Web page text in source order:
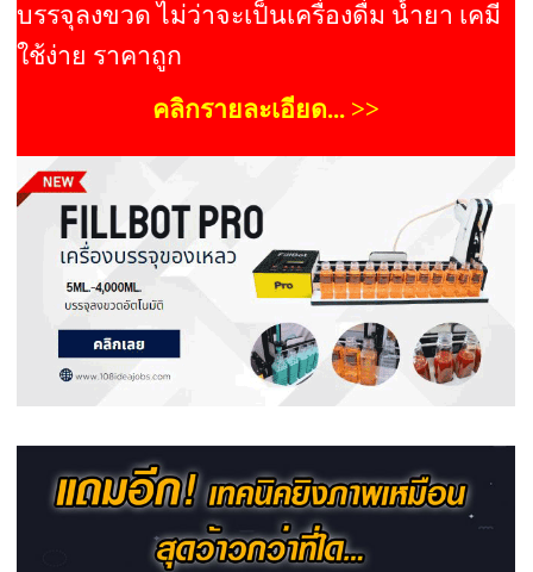
บรรจุลงขวด ไม่ว่าจะเป็นเครื่องดื่ม น้ำยา เคมี
ใช้ง่าย ราคาถูก
คลิกรายละเอียด... >>